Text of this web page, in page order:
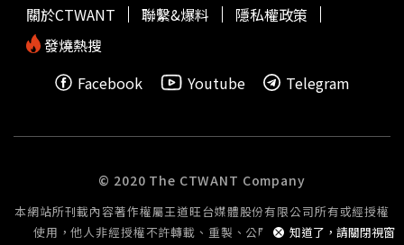
知道了，請關閉視窗
關於CTWANT 聯繫&爆料
隱私權政策
發燒熱搜
Facebook
Youtube Telegram
© 2020 The CTWANT Company
本網站所刊載內容著作權屬王道旺台媒體股份有限公司所有或經授權
使用，他人非經授權不許轉載、重製、公開播送或公開傳輸。